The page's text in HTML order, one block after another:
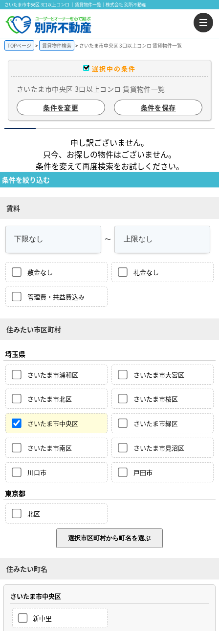
さいたま市中央区 3口以上コンロ ｜賃貸物件一覧｜株式会社 別所不動産
TOPページ 賃貸物件検索 さいたま市中央区 3口以上コンロ 賃貸物件一覧
選択中の条件
さいたま市中央区 3口以上コンロ 賃貸物件一覧
条件を変更
条件を保存
申し訳ございません。
只今、お探しの物件はございません。
条件を変えて再度検索をお試しください。
条件を絞り込む
賃料
～
敷金なし 礼金なし
管理費・共益費込み
住みたい市区町村
埼玉県
さいたま市浦和区 さいたま市大宮区
さいたま市北区 さいたま市桜区
さいたま市中央区 さいたま市緑区
さいたま市南区 さいたま市見沼区
川口市 戸田市
東京都
北区
住みたい町名
さいたま市中央区
新中里